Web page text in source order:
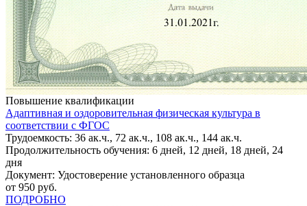
Повышение квалификации
Адаптивная и оздоровительная физическая культура в
соответствии с ФГОС
Трудоемкость: 36 ак.ч., 72 ак.ч., 108 ак.ч., 144 ак.ч.
Продолжительность обучения: 6 дней, 12 дней, 18 дней, 24
дня
Документ: Удостоверение установленного образца
от 950 руб.
ПОДРОБНО